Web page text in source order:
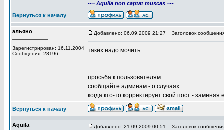
--= Aquila non captat muscas =--
Вернуться к началу
альяно
Зарегистрирован: 16.11.2004
Сообщения: 28196
Добавлено: 06.09.2009 21:27 Заголовок
таких надо мочить ...
просьба к пользователям ...
сообщайте админам - о случаях
когда кто-то корректирует свой пост - заменяя
Вернуться к началу
Aquila Добавлено: 21.09.2009 00:51 Заголовок